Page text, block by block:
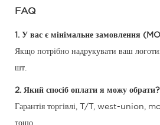
FAQ
1. У вас є мінімальне замовлення
Якщо потрібно надрукувати ваш
шт.
2. Який спосіб оплати я можу обрати?
Гарантія торгівлі, T/T, west-union,
тощо.